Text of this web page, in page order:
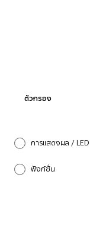
ตัวกรอง
การแสดงผล / LED
ฟังก์ชั่น